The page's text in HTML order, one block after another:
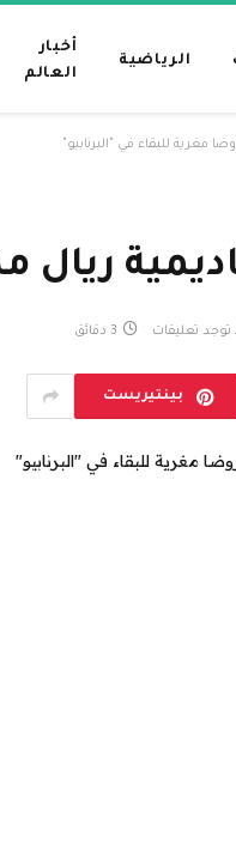
الرياضية
أخبار
العالم
مغرية للبقاء في "البرنابيو"
ريال
توجد تعليقات 3 دقائق
بينتيريست